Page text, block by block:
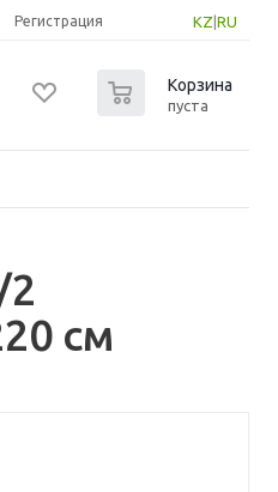
KZ RU
Регистрация
Корзина
пуста
см